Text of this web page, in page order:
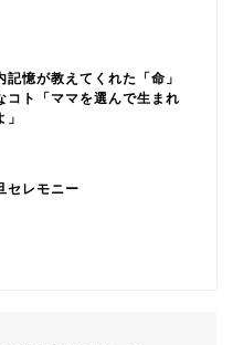
記憶が教えてくれた「命」
コト「ママを選んで生まれ
セレモニー